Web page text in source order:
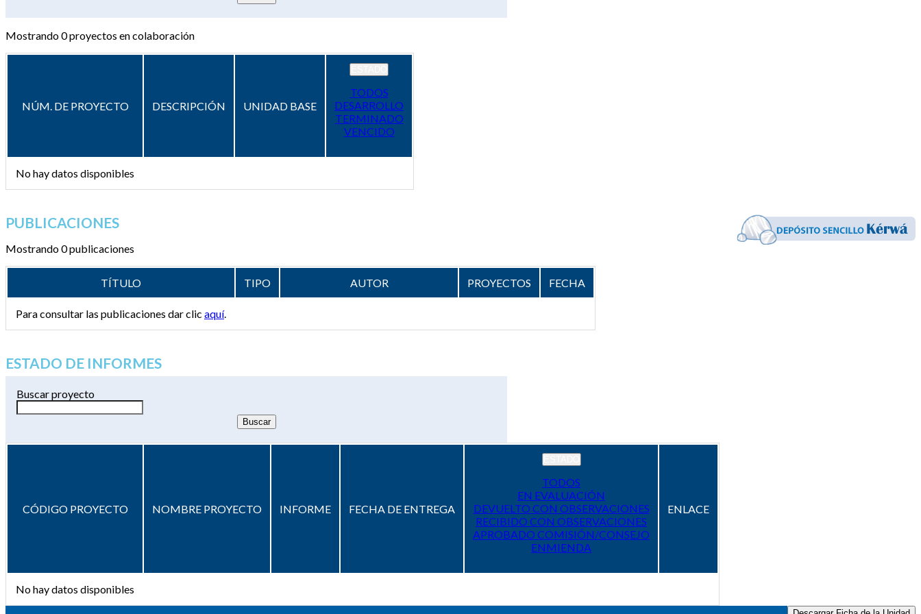
Mostrando0proyectos en colaboración
NÚM. DE PROYECTO DESCRIPCIÓN UNIDAD BASE
TODOS
DESARROLLO
TERMINADO
VENCIDO
No hay datos disponibles
PUBLICACIONES
Mostrando 0 publicaciones
TÍTULO TIPO AUTOR PROYECTOS FECHA
Para consultar las publicaciones dar clic aquí.
ESTADO DE INFORMES
Buscar proyecto
CÓDIGO PROYECTO NOMBRE PROYECTO INFORME FECHA DE ENTREGA
TODOS
EN EVALUACIÓN
DEVUELTO CON OBSERVACIONES
RECIBIDO CON OBSERVACIONES
APROBADO COMISIÓN/CONSEJO
ENMIENDA
ENLACE
No hay datos disponibles